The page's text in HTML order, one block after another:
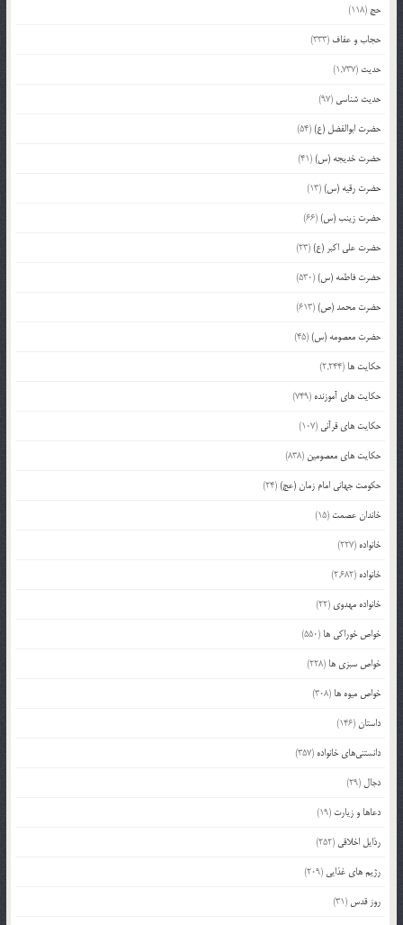
حج (118)
حجاب و عفاف (333)
حدیث (1,737)
حدیث شناسی (97)
حضرت ابوالفضل (ع)(54)
حضرت خدیجه (س)(41)
حضرت رقیه (س)(13)
حضرت زینب (س)(66)
حضرت علی اکبر (ع)(23)
حضرت فاطمه (س)(530)
حضرت محمد (ص)(613)
حضرت معصومه (س)(45)
حکایت ها (2,244)
حکایت های آموزنده (749)
حکایت های قرآنی (107)
حکایت های معصومین (838)
حکومت جهانی امام زمان (عج)(24)
خاندان عصمت (15)
خانواده (227)
خانواده (2,682)
خانواده مهدوی (22)
خواص خوراکی ها (550)
خواص سبزی ها (228)
خواص میوه ها (308)
داستان(146)
دانستنی‌های خانواده (357)
دجال (29)
دعاها و زیارت (19)
رذایل اخلاقی (252)
رژیم های غذایی (209)
روز قدس (31)